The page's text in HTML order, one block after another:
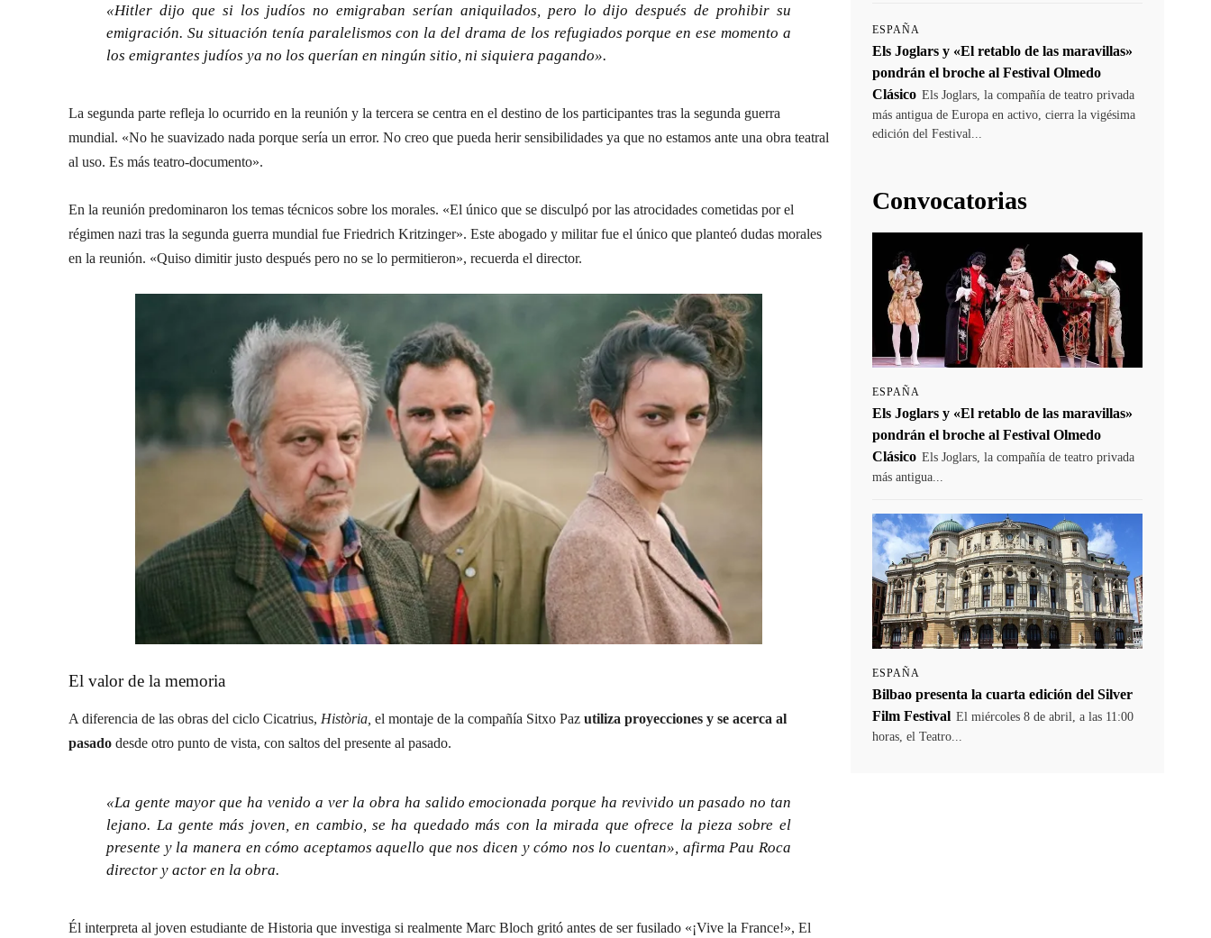
«Hitler dijo que si los judíos no emigraban serían aniquilados, pero lo dijo después de prohibir su
emigración. Su situación tenía paralelismos con la del drama de los refugiados porque en ese momento a
los emigrantes judíos ya no los querían en ningún sitio, ni siquiera pagando».
La segunda parte refleja lo ocurrido en la reunión y la tercera se centra en el destino de los participantes tras la segunda guerra
mundial. «No he suavizado nada porque sería un error. No creo que pueda herir sensibilidades ya que no estamos ante una obra teatral
al uso. Es más teatro-documento».
En la reunión predominaron los temas técnicos sobre los morales. «El único que se disculpó por las atrocidades cometidas por el
régimen nazi tras la segunda guerra mundial fue Friedrich Kritzinger». Este abogado y militar fue el único que planteó dudas morales
en la reunión. «Quiso dimitir justo después pero no se lo permitieron», recuerda el director.
El valor de la memoria
A diferencia de las obras del ciclo Cicatrius, Història, el montaje de la compañía Sitxo Paz utiliza proyecciones y se acerca al
pasado desde otro punto de vista, con saltos del presente al pasado.
«La gente mayor que ha venido a ver la obra ha salido emocionada porque ha revivido un pasado no tan
lejano. La gente más joven, en cambio, se ha quedado más con la mirada que ofrece la pieza sobre el
presente y la manera en cómo aceptamos aquello que nos dicen y cómo nos lo cuentan», afirma Pau Roca
director y actor en la obra.
Él interpreta al joven estudiante de Historia que investiga si realmente Marc Bloch gritó antes de ser fusilado «¡Vive la France!», El
ESPAÑA
Els Joglars y «El retablo de las maravillas»
pondrán el broche al Festival Olmedo
Clásico Els Joglars, la compañía de teatro privada
más antigua de Europa en activo, cierra la vigésima
edición del Festival...
Convocatorias
ESPAÑA
Els Joglars y «El retablo de las maravillas»
pondrán el broche al Festival Olmedo
Clásico Els Joglars, la compañía de teatro privada
más antigua...
ESPAÑA
Bilbao presenta la cuarta edición del Silver
Film Festival El miércoles 8 de abril, a las 11:00
horas, el Teatro...